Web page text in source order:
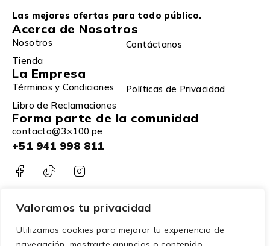
Valoramos tu privacidad
Utilizamos cookies para mejorar tu experiencia de
Las mejores ofertas para todo público.
Acerca de Nosotros
Nosotros
Contáctanos
Tienda
La Empresa
Términos y Condiciones
Políticas de Privacidad
Libro de Reclamaciones
Forma parte de la comunidad
contacto@3×100.pe
+51 941 998 811